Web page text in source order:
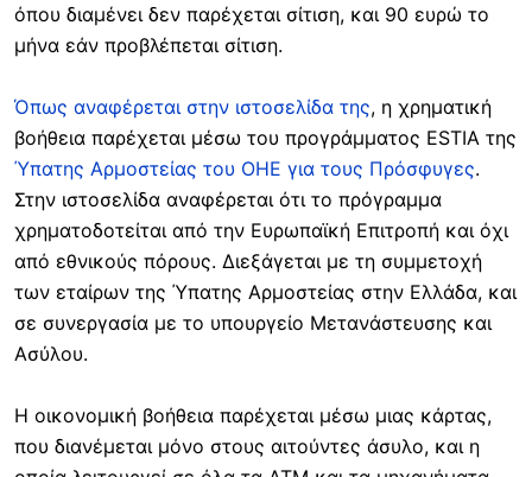
όπου διαμένει δεν παρέχεται σίτιση, και 90 ευρώ το
μήνα εάν προβλέπεται σίτιση.
Όπως αναφέρεται στην ιστοσελίδα της, η χρηματική
βοήθεια παρέχεται μέσω του προγράμματος ESTIA της
Ύπατης Αρμοστείας του ΟΗΕ για τους Πρόσφυγες.
Στην ιστοσελίδα αναφέρεται ότι το πρόγραμμα
χρηματοδοτείται από την Ευρωπαϊκή Επιτροπή και όχι
από εθνικούς πόρους. Διεξάγεται με τη συμμετοχή
των εταίρων της Ύπατης Αρμοστείας στην Ελλάδα, και
σε συνεργασία με το υπουργείο Μετανάστευσης και
Ασύλου.
Η οικονομική βοήθεια παρέχεται μέσω μιας κάρτας,
που διανέμεται μόνο στους αιτούντες άσυλο, και η